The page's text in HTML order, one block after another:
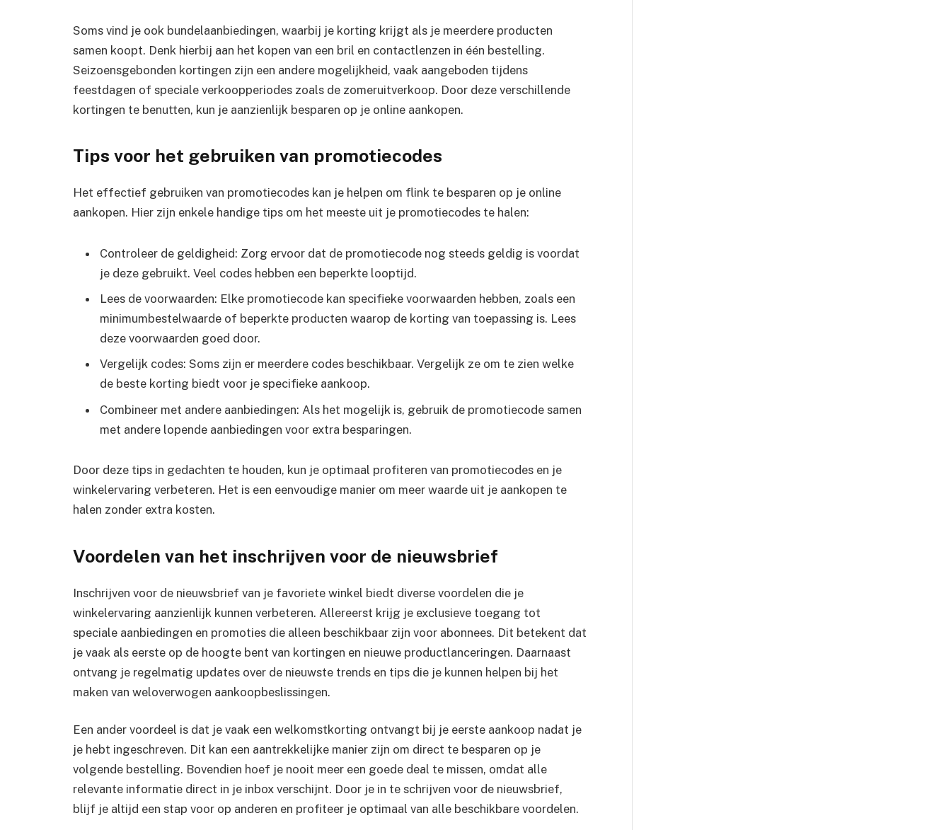
Soms vind je ook bundelaanbiedingen, waarbij je korting krijgt als je meerdere producten
samen koopt. Denk hierbij aan het kopen van een bril en contactlenzen in één bestelling.
Seizoensgebonden kortingen zijn een andere mogelijkheid, vaak aangeboden tijdens
feestdagen of speciale verkoopperiodes zoals de zomeruitverkoop. Door deze verschillende
kortingen te benutten, kun je aanzienlijk besparen op je online aankopen.
Tips voor het gebruiken van promotiecodes
Het effectief gebruiken van promotiecodes kan je helpen om flink te besparen op je online
aankopen. Hier zijn enkele handige tips om het meeste uit je promotiecodes te halen:
Controleer de geldigheid: Zorg ervoor dat de promotiecode nog steeds geldig is voordat
je deze gebruikt. Veel codes hebben een beperkte looptijd.
Lees de voorwaarden: Elke promotiecode kan specifieke voorwaarden hebben, zoals een
minimumbestelwaarde of beperkte producten waarop de korting van toepassing is. Lees
deze voorwaarden goed door.
Vergelijk codes: Soms zijn er meerdere codes beschikbaar. Vergelijk ze om te zien welke
de beste korting biedt voor je specifieke aankoop.
Combineer met andere aanbiedingen: Als het mogelijk is, gebruik de promotiecode samen
met andere lopende aanbiedingen voor extra besparingen.
Door deze tips in gedachten te houden, kun je optimaal profiteren van promotiecodes en je
winkelervaring verbeteren. Het is een eenvoudige manier om meer waarde uit je aankopen te
halen zonder extra kosten.
Voordelen van het inschrijven voor de nieuwsbrief
Inschrijven voor de nieuwsbrief van je favoriete winkel biedt diverse voordelen die je
winkelervaring aanzienlijk kunnen verbeteren. Allereerst krijg je exclusieve toegang tot
speciale aanbiedingen en promoties die alleen beschikbaar zijn voor abonnees. Dit betekent dat
je vaak als eerste op de hoogte bent van kortingen en nieuwe productlanceringen. Daarnaast
ontvang je regelmatig updates over de nieuwste trends en tips die je kunnen helpen bij het
maken van weloverwogen aankoopbeslissingen.
Een ander voordeel is dat je vaak een welkomstkorting ontvangt bij je eerste aankoop nadat je
je hebt ingeschreven. Dit kan een aantrekkelijke manier zijn om direct te besparen op je
volgende bestelling. Bovendien hoef je nooit meer een goede deal te missen, omdat alle
relevante informatie direct in je inbox verschijnt. Door je in te schrijven voor de nieuwsbrief,
blijf je altijd een stap voor op anderen en profiteer je optimaal van alle beschikbare voordelen.